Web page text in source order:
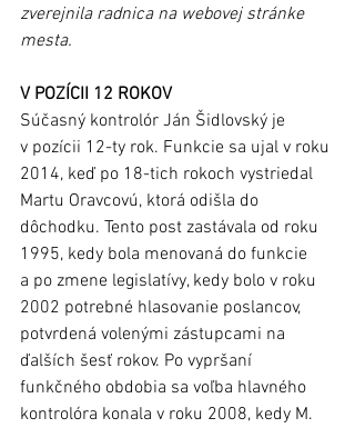
zverejnila radnica na webovej stránke
mesta.
V POZÍCII 12 ROKOV
Súčasný kontrolór Ján Šidlovský je
v pozícii 12-ty rok. Funkcie sa ujal v roku
2014, keď po 18-tich rokoch vystriedal
Martu Oravcovú, ktorá odišla do
dôchodku. Tento post zastávala od roku
1995, kedy bola menovaná do funkcie
a po zmene legislatívy, kedy bolo v roku
2002 potrebné hlasovanie poslancov,
potvrdená volenými zástupcami na
ďalších šesť rokov. Po vypršaní
funkčného obdobia sa voľba hlavného
kontrolóra konala v roku 2008, kedy M.